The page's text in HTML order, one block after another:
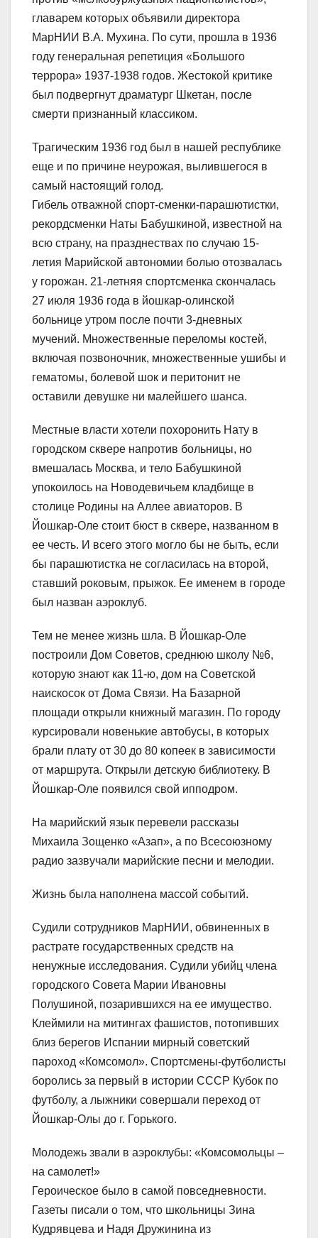
главарем которых объявили директора
МарНИИ В.А. Мухина. По сути, прошла в 1936
году генеральная репетиция «Большого
террора» 1937-1938 годов. Жестокой критике
был подвергнут драматург Шкетан, после
смерти признанный классиком.
Трагическим 1936 год был в нашей республике
еще и по причине неурожая, вылившегося в
самый настоящий голод.
Гибель отважной спорт-сменки-парашютистки,
рекордсменки Наты Бабушкиной, известной на
всю страну, на празднествах по случаю 15-
летия Марийской автономии болью отозвалась
у горожан. 21-летняя спортсменка скончалась
27 июля 1936 года в йошкар-олинской
больнице утром после почти 3-дневных
мучений. Множественные переломы костей,
включая позвоночник, множественные ушибы и
гематомы, болевой шок и перитонит не
оставили девушке ни малейшего шанса.
Местные власти хотели похоронить Нату в
городском сквере напротив больницы, но
вмешалась Москва, и тело Бабушкиной
упокоилось на Новодевичьем кладбище в
столице Родины на Аллее авиаторов. В
Йошкар-Оле стоит бюст в сквере, названном в
ее честь. И всего этого могло бы не быть, если
бы парашютистка не согласилась на второй,
ставший роковым, прыжок. Ее именем в городе
был назван аэроклуб.
Тем не менее жизнь шла. В Йошкар-Оле
построили Дом Советов, среднюю школу №6,
которую знают как 11-ю, дом на Советской
наискосок от Дома Связи. На Базарной
площади открыли книжный магазин. По городу
курсировали новенькие автобусы, в которых
брали плату от 30 до 80 копеек в зависимости
от маршрута. Открыли детскую библиотеку. В
Йошкар-Оле появился свой ипподром.
На марийский язык перевели рассказы
Михаила Зощенко «Азап», а по Всесоюзному
радио зазвучали марийские песни и мелодии.
Жизнь была наполнена массой событий.
Судили сотрудников МарНИИ, обвиненных в
растрате государственных средств на
ненужные исследования. Судили убийц члена
городского Совета Марии Ивановны
Полушиной, позарившихся на ее имущество.
Клеймили на митингах фашистов, потопивших
близ берегов Испании мирный советский
пароход «Комсомол». Спортсмены-футболисты
боролись за первый в истории СССР Кубок по
футболу, а лыжники совершали переход от
Йошкар-Олы до г. Горького.
Молодежь звали в аэроклубы: «Комсомольцы –
на самолет!»
Героическое было в самой повседневности.
Газеты писали о том, что школьницы Зина
Кудрявцева и Надя Дружинина из